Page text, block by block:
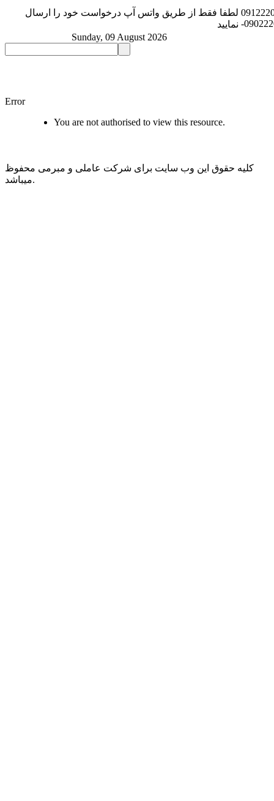
لطفا فقط از طریق واتس آپ درخواست خود را ارسال
نمایید -
Sunday, 09 August 2026
Error
You are not authorised to view this resource.
کلیه حقوق این وب سایت برای شرکت عاملی و مبرمی محفوظ
میباشد.